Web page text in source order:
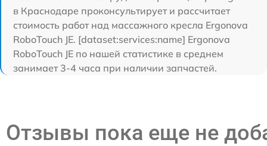
в Краснодаре проконсультирует и рассчитает
стоимость работ над массажного кресла Ergonova
RoboTouch JE. [dataset:services:name] Ergonova
RoboTouch JE по нашей статистике в среднем
занимает 3-4 часа при наличии запчастей.
Отзывы пока еще не